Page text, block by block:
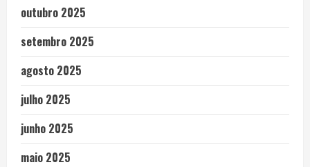
outubro 2025
setembro 2025
agosto 2025
julho 2025
junho 2025
maio 2025